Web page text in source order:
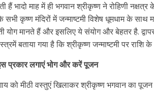
हैं भादो माह में ही भगवान श्रीकृष्ण ने रोहिणी
सभी कृष्ण मंदिरों में जन्माष्टमी विशेष धूमधाम के साथ
योग मानते हैं और इसलिए ये संयोग और बेहतर है.
बताया गया है कि श्रीकृष्ण जन्माष्टमी पर
प्रकार लगाएं भोग और करें पूजन
को मीठी वस्तुएं खिलाकर श्रीकृष्ण भगवान का